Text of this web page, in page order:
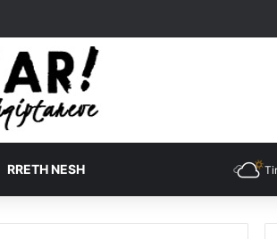
RRETH NESH